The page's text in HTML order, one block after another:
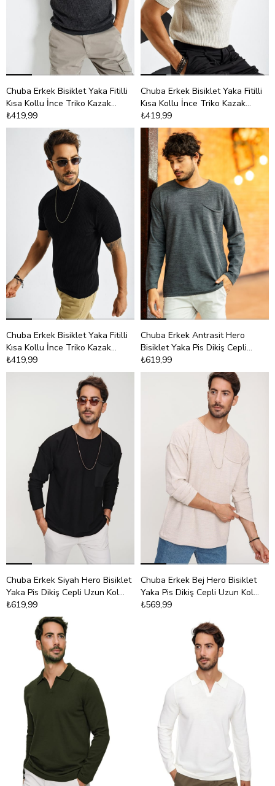
Chuba Erkek Bisiklet Yaka Fitilli
Kısa Kollu İnce Triko Kazak
21W301
₺419,99
Chuba Erkek Bisiklet Yaka Fitilli
Kısa Kollu İnce Triko Kazak
21W301
₺419,99
Chuba Erkek Bisiklet Yaka Fitilli
Kısa Kollu İnce Triko Kazak
21W301
₺419,99
Chuba Erkek Antrasit Hero
Bisiklet Yaka Pis Dikiş Cepli
Uzun Kol İnce Triko Kazak
22W202
₺619,99
Chuba Erkek Siyah Hero Bisiklet
Yaka Pis Dikiş Cepli Uzun Kol
İnce Triko Kazak 22W202
₺619,99
Chuba Erkek Bej Hero Bisiklet
Yaka Pis Dikiş Cepli Uzun Kol
İnce Triko Kazak 22W202
₺569,99